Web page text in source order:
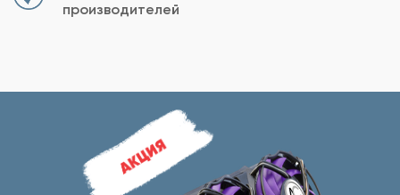
производителей